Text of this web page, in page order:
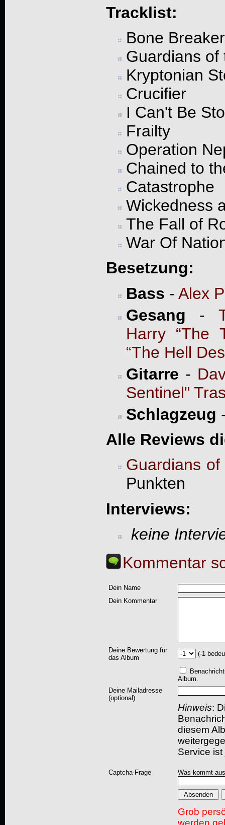
Tracklist:
Bone Breaker
Guardians of
Kryptonian
Crucifier
I Can't Be
Frailty
Operation
Chained to
Catastrophe
Wickedness
The Fall of
War Of
Besetzung:
Bass - Alex
Gesang -
Harry “The
“The Hell
Gitarre -
Sentinel"
Schlagzeug
Alle Reviews
Guardians
Punkten
Interviews:
keine
Kommentar
Dein Name
Dein Kommentar
Deine Bewertung für
das Album
(-1
Album.
Deine Mailadresse
(optional)
Hinweis:
diesem
Service
Captcha-Frage Was kommt
Grob
werden